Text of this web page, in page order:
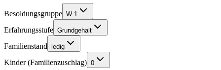
Besoldungsgruppe W 1
Erfahrungsstufe Grundgehalt
Familienstand ledig
Kinder (Familienzuschlag) 0